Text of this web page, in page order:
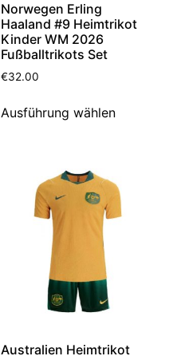
Norwegen Erling
Haaland #9 Heimtrikot
Kinder WM 2026
Fußballtrikots Set
€32.00
Ausführung wählen
Australien Heimtrikot